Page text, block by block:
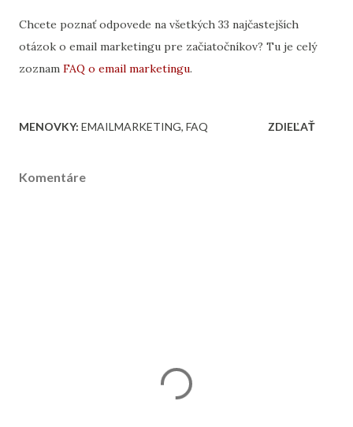
Chcete poznať odpovede na všetkých 33 najčastejších
otázok o email marketingu pre začiatočníkov? Tu je celý
zoznam FAQ o email marketingu.
MENOVKY: EMAILMARKETING FAQ ZDIEĽAŤ
Komentáre